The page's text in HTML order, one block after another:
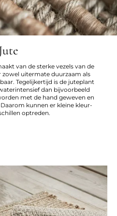
van de sterke vezels van de
zowel uitermate duurzaam als
Tegelijkertijd is de juteplant
dan bijvoorbeeld
met de hand geweven en
kunnen er kleine kleur-
optreden.